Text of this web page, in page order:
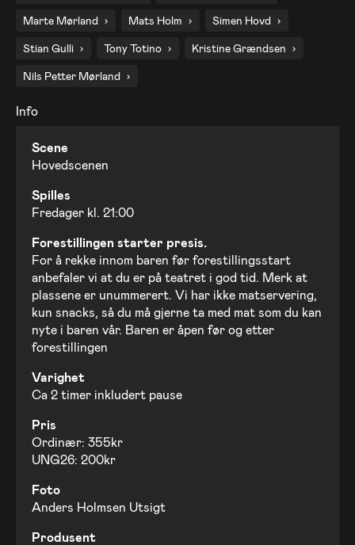
30. okt. 2026 - Fredag
6. nov. 2026 - Fredag
13. nov. 2026 - Fredag
20. nov. 2026 - Fredag
27. nov. 2026 - Fredag
Marte Mørland Mats Holm Simen Hovd
Stian Gulli Tony Totino Kristine Grændsen
Nils Petter Mørland
Info
Scene
Hovedscenen
Spilles
Fredager kl. 21:00
Forestillingen starter presis.
For å rekke innom baren før forestillingsstart
anbefaler vi at du er på teatret i god tid. Merk at
plassene er unummerert. Vi har ikke matservering,
kun snacks, så du må gjerne ta med mat som du kan
nyte i baren vår. Baren er åpen før og etter
forestillingen
Varighet
Ca 2 timer inkludert pause
Pris
Ordinær: 355kr
UNG26: 200kr
Foto
Anders Holmsen Utsigt
Produsent